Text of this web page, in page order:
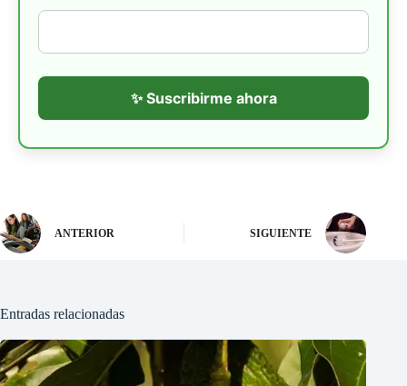
✨ Suscribirme ahora
ANTERIOR SIGUIENTE
Entradas relacionadas